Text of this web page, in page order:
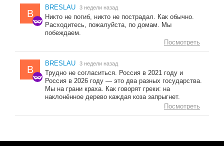
B
BRESLAU 3 недели назад
Никто не погиб, никто не пострадал. Как обычно.
Расходитесь, пожалуйста, по домам. Мы
побеждаем.
Посмотреть
B
BRESLAU 3 недели назад
Трудно не согласиться. Россия в 2021 году и
Россия в 2026 году — это два разных государства.
Мы на грани краха. Как говорят греки: на
наклонённое дерево каждая коза запрыгнет.
Посмотреть